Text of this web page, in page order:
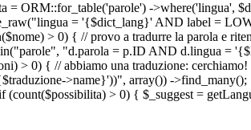
ORM::for_table('parole') ->where('lingua',
= '{$dict_lang}' AND label =
> 0) { // provo a tradurre la parola e
"d.parola = p.ID AND d.lingua =
> 0) { // abbiamo una traduzione:
>name}'))", array()) -
> 0) { $_suggest =